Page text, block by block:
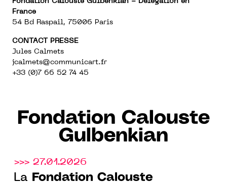
France
54 Bd Raspail, 75006 Paris
CONTACT PRESSE
Jules Calmets
jcalmets@communicart.fr
+33 (0)7 66 52 74 45
Fondation Calouste
Gulbenkian
>>> 27.01.2026
La
Fondation Calouste